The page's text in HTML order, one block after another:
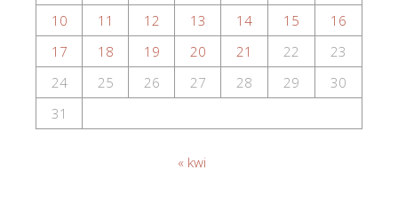
10
11 12 13 14 15
16
17
18 19 20 21 22
23
24
25 26 27 28 29
30
31
« kwi